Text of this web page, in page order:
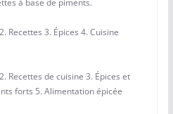
à base de piments.
Recettes 3. Épices 4. Cuisine
Recettes de cuisine 3. Épices et
forts 5. Alimentation épicée